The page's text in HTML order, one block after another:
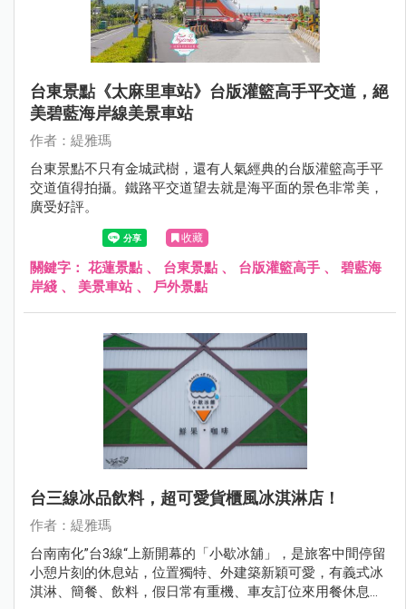
台東景點《太麻里車站》台版灌籃高手平交道，絕
美碧藍海岸線美景車站
作者：緹雅瑪
台東景點不只有金城武樹，還有人氣經典的台版灌籃高手平
交道值得拍攝。鐵路平交道望去就是海平面的景色非常美，
廣受好評。
收藏
關鍵字： 花蓮景點 、 台東景點 、 台版灌籃高手 、 碧藍海
岸綫 、 美景車站、 戶外景點
台三線冰品飲料，超可愛貨櫃風冰淇淋店！
作者：緹雅瑪
台南南化”台3線“上新開幕的「小歇冰舖」，是旅客中間停留
小憩片刻的休息站，位置獨特、外建築新穎可愛，有義式冰
淇淋、簡餐、飲料，假日常有重機、車友訂位來用餐休息，